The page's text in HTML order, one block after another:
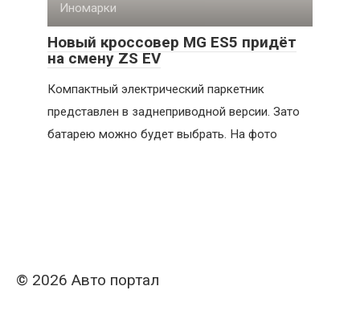
Иномарки
Новый кроссовер MG ES5 придёт
на смену ZS EV
Компактный электрический паркетник
представлен в заднеприводной версии. Зато
батарею можно будет выбрать. На фото
© 2026 Авто портал